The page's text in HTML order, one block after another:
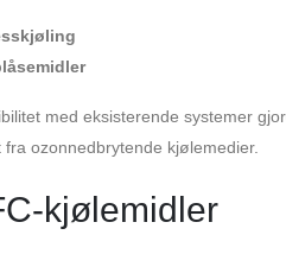
med eksisterende systemer
ozonnedbrytende kjølemedier.
kjølemidler